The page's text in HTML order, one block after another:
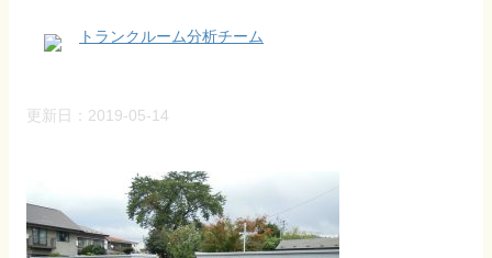
トランクルーム分析チーム
更新日： 2019-05-14